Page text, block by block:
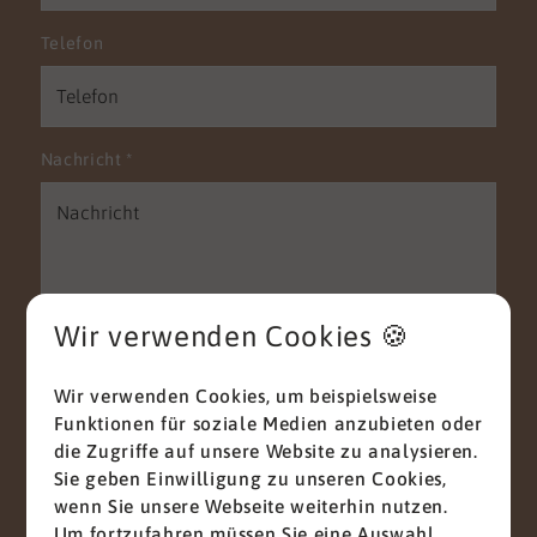
Telefon
Nachricht *
Mit diesem Haken bestätigen Sie, dass Sie die
Datenschutzerklärung
zur Kenntnis genommen
Wir nehmen den Schutz Ihrer Daten ernst. Alle
Informationen, die Sie über dieses
Kontaktformular senden, werden streng
Wir verwenden Cookies 🍪
Wir verwenden Cookies, um beispielsweise
Funktionen für soziale Medien anzubieten oder
die Zugriffe auf unsere Website zu analysieren.
Sie geben Einwilligung zu unseren Cookies,
wenn Sie unsere Webseite weiterhin nutzen.